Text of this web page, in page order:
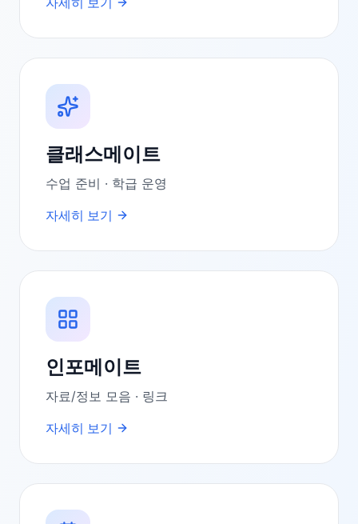
클래스메이트
수업 준비 · 학급 운영
자세히 보기
인포메이트
자료/정보 모음 · 링크
자세히 보기